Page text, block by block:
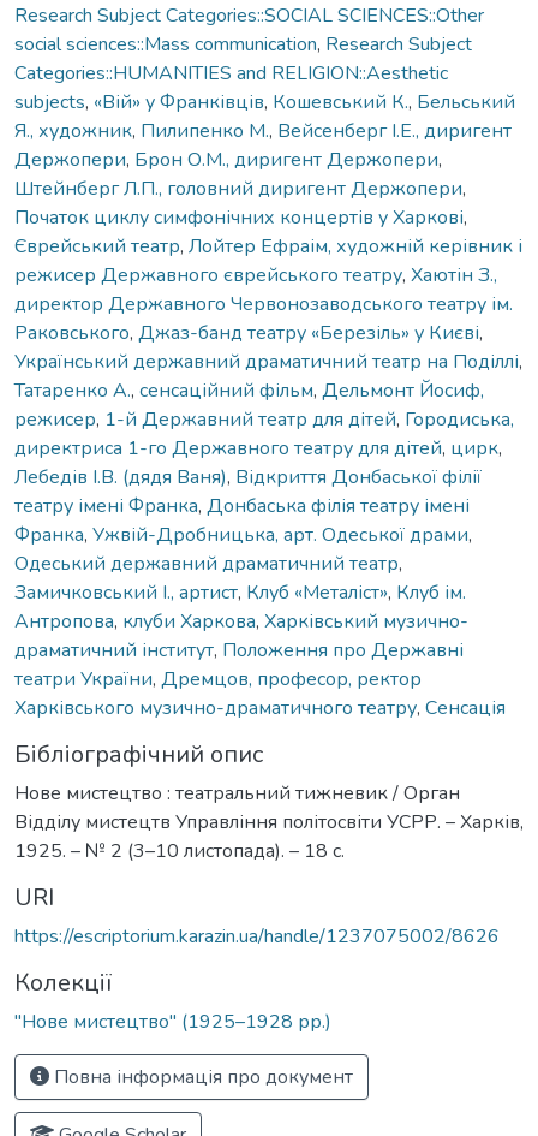
Research Subject Categories::SOCIAL SCIENCES::Other
social sciences::Mass communication, Research Subject
Categories::HUMANITIES and RELIGION::Aesthetic
subjects, «Вій» у Франківців, Кошевський К., Бельський
Я., художник, Пилипенко М., Вейсенберг І.Е., диригент
Держопери, Брон О.М., диригент Держопери,
Штейнберг Л.П., головний диригент Держопери,
Початок циклу симфонічних концертів у Харкові,
Єврейський театр, Лойтер Ефраім, художній керівник і
режисер Державного єврейського театру, Хаютін З.,
директор Державного Червонозаводського театру ім.
Раковського, Джаз-банд театру «Березіль» у Києві,
Український державний драматичний театр на Поділлі,
Татаренко А., сенсаційний фільм, Дельмонт Йосиф,
режисер, 1-й Державний театр для дітей, Городиська,
директриса 1-го Державного театру для дітей, цирк,
Лебедів І.В. (дядя Ваня), Відкриття Донбаської філії
театру імені Франка, Донбаська філія театру імені
Франка, Ужвій-Дробницька, арт. Одеської драми,
Одеський державний драматичний театр,
Замичковський І., артист, Клуб «Металіст», Клуб ім.
Антропова, клуби Харкова, Харківський музично-
драматичний інститут, Положення про Державні
театри України, Дремцов, професор, ректор
Харківського музично-драматичного театру, Сенсація
Бібліографічний опис
Нове мистецтво : театральний тижневик / Орган
Відділу мистецтв Управління політосвіти УСРР. – Харків,
1925. – № 2 (3–10 листопада). – 18 с.
URI
https://escriptorium.karazin.ua/handle/1237075002/8626
Колекції
"Нове мистецтво" (1925–1928 рр.)
Повна інформація про документ